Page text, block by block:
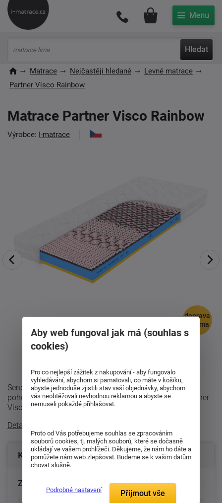
Hledat
Můj účet
Matrace Nejčastěji hledané
Levné matrace
Partner Visco Rainbow
Matrace Partner Visco Rainbow
Výrobce: I-matrace
doprava
zdarma
Sendvičová matrace Partner Visco RainbowDokonalé
pohodlí a individuální přizpůsobení - to je matrace Partner
Visco Rainbow, která nabízí dva ...
Detailní popis
Konfigurace produktu
Zvolte rozměr matrace (cm):
Aby web fungoval jak má (souhlas s
cookies)
Pro co nejlepší zážitek z nakupování - aby fungovalo
vyhledávání, abychom si pamatovali, co máte v košíku,
abyste jednoduše zjistili stav vaší objednávky, abychom
vás neobtěžovali nevhodnou reklamou a abyste se
nemuseli pokaždé přihlašovat.
Proto od Vás potřebujeme souhlas se zpracováním
souborů cookies, tj. malých souborů, které se dočasně
ukládají ve vašem prohlížeči. Děkujeme, že nám ho dáte a
pomůžete nám web zlepšovat. Budeme se k vašim datům
chovat slušně.
Podrobné nastavení Přijmout vše